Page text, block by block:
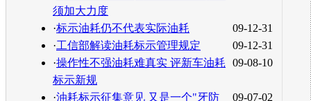
须加大力度
09-12-31
·标示油耗仍不代表实际油耗
09-12-31
·工信部解读油耗标示管理规定
09-08-10
·操作性不强油耗难真实 评新车油耗
标示新规
09-07-02
·油耗标示征集意见 又是一个"牙防